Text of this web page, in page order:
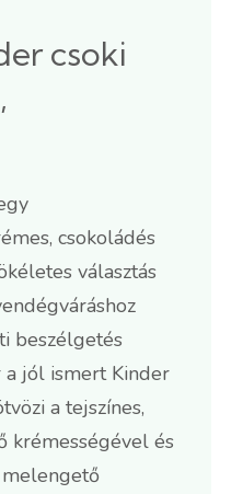
csoki
csokoládés
választás
beszélgetés
a jól ismert Kinder
a tejszínes,
krémességével és